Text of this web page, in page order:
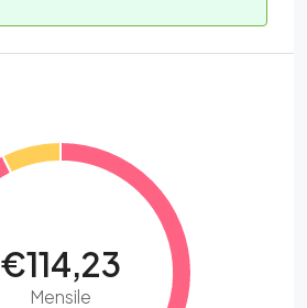
€114,23
Mensile